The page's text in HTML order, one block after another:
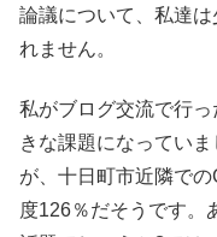
論議について、私達
れません。
私がブログ交流で行
きな課題になってい
が、十日町市近隣で
度126％だそうです。